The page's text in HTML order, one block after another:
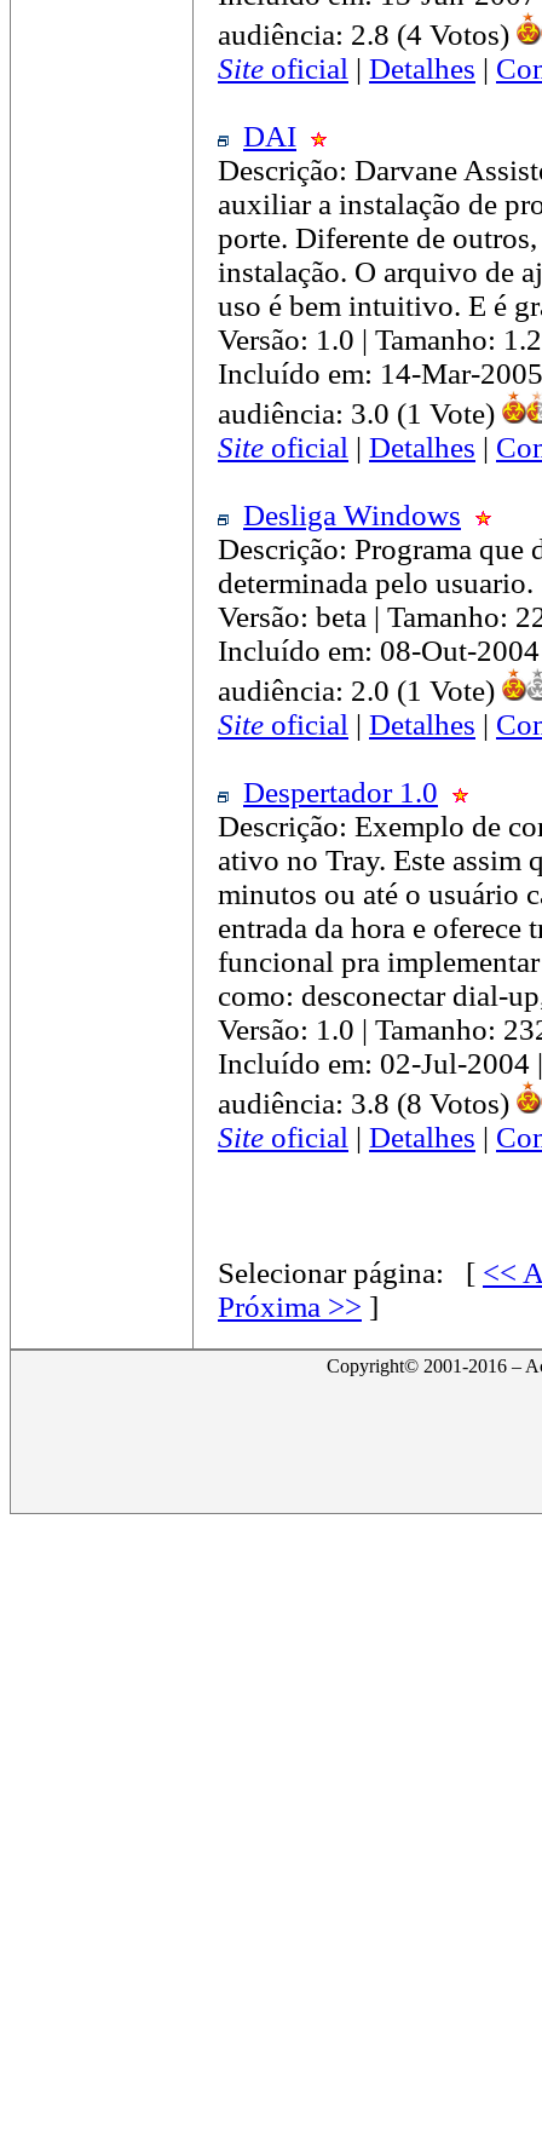
audiência: 2.8 (4 Votos)
Site oficial | Detalhes |
DAI
Descrição: Darvane
auxiliar a instalação de
porte. Diferente de
instalação. O arquivo de
uso é bem intuitivo. E é
Versão: 1.0 | Tamanho:
Incluído em: 14-Mar-
audiência: 3.0 (1 Vote)
Site oficial | Detalhes |
Desliga Windows
Descrição: Programa que
determinada pelo usuario.
Versão: beta | Tamanho:
Incluído em: 08-Out-
audiência: 2.0 (1 Vote)
Site oficial | Detalhes |
Despertador 1.0
Descrição: Exemplo de
ativo no Tray. Este assim
minutos ou até o usuário
entrada da hora e oferece
funcional pra
como: desconectar dial-
Versão: 1.0 | Tamanho:
Incluído em: 02-Jul-2004
audiência: 3.8 (8 Votos)
Site oficial | Detalhes |
Selecionar página: [ <<
Próxima >> ]
Copyright© 2001-2016 –